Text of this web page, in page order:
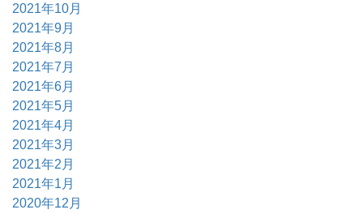
2021年10月
2021年9月
2021年8月
2021年7月
2021年6月
2021年5月
2021年4月
2021年3月
2021年2月
2021年1月
2020年12月